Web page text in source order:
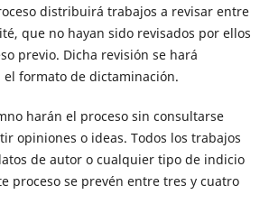
distribuirá trabajos a revisar entre
que no hayan sido revisados por ellos
previo. Dicha revisión se hará
formato de dictaminación.
harán el proceso sin consultarse
opiniones o ideas. Todos los trabajos
de autor o cualquier tipo de indicio
proceso se prevén entre tres y cuatro